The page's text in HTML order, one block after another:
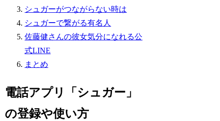
シュガーがつながらない時は
シュガーで繋がる有名人
佐藤健さんの彼女気分になれる公
式LINE
まとめ
電話アプリ「シュガー」
の登録や使い方